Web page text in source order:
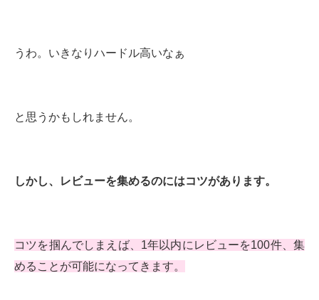
うわ。いきなりハードル高いなぁ
と思うかもしれません。
しかし、レビューを集めるのにはコツがあります。
コツを掴んでしまえば、1年以内にレビューを100件、集
めることが可能になってきます。